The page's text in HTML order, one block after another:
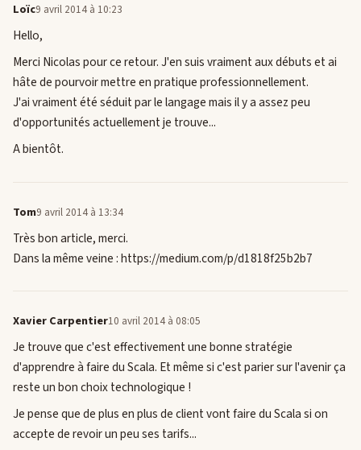
Loïc9 avril 2014 à 10:23
Hello,
Merci Nicolas pour ce retour. J'en suis vraiment aux débuts et ai
hâte de pourvoir mettre en pratique professionnellement.
J'ai vraiment été séduit par le langage mais il y a assez peu
d'opportunités actuellement je trouve...
A bientôt.
Tom9 avril 2014 à 13:34
Très bon article, merci.
Dans la même veine : https://medium.com/p/d1818f25b2b7
Xavier Carpentier10 avril 2014 à 08:05
Je trouve que c'est effectivement une bonne stratégie
d'apprendre à faire du Scala. Et même si c'est parier sur l'avenir ça
reste un bon choix technologique !
Je pense que de plus en plus de client vont faire du Scala si on
accepte de revoir un peu ses tarifs...